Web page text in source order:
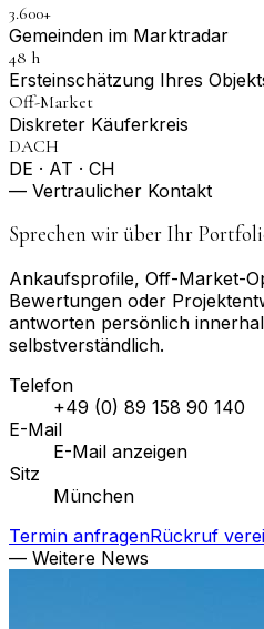
3.600+
Gemeinden im Marktradar
48 h
Erst­einschätzung Ihres
Off-Market
Diskreter Käuferkreis
DACH
DE · AT · CH
— Vertraulicher Kontakt
Sprechen wir über Ihr
Ankaufsprofile, Off-Market-
Bewertungen oder
antworten persönlich
selbstverständlich.
Telefon
+49 (0) 89 158 90 140
E-Mail
E-Mail anzeigen
Sitz
München
Termin anfragenRückruf
— Weitere News